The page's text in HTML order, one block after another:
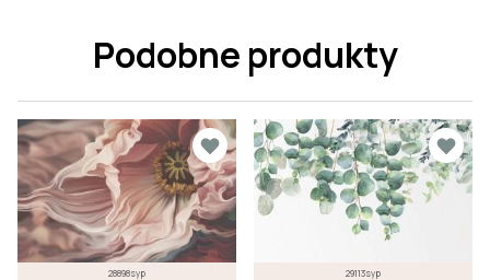
Podobne produkty
28898syp 29113syp